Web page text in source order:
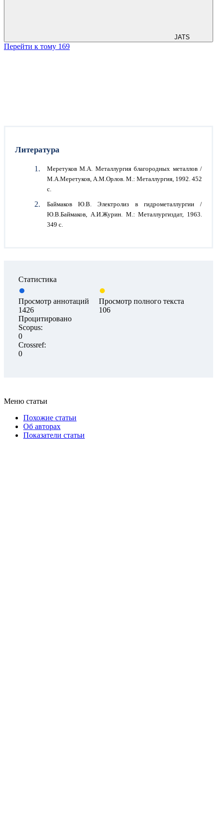
JATS
Перейти к тому 169
Литература
Меретуков М.А. Металлургия благородных металлов /
М.А.Меретуков, А.М.Орлов. М.: Металлургия, 1992. 452
с.
Баймаков Ю.В. Электролиз в гидрометаллургии /
Ю.В.Баймаков, А.И.Журин. М.: Металлургиздат, 1963.
349 с.
Статистика
Просмотр аннотаций
1426
Просмотр полного текста
106
Процитировано
Scopus:
0
Crossref:
0
Меню статьи
Похожие статьи
Об авторах
Показатели статьи